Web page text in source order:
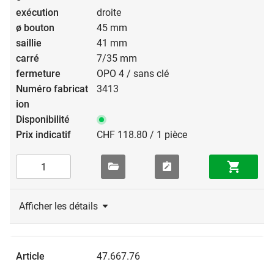
droite
45 mm
41 mm
7/35 mm
OPO 4 / sans clé
3413
CHF 118.80 / 1 pièce
Afficher les détails
47.667.76